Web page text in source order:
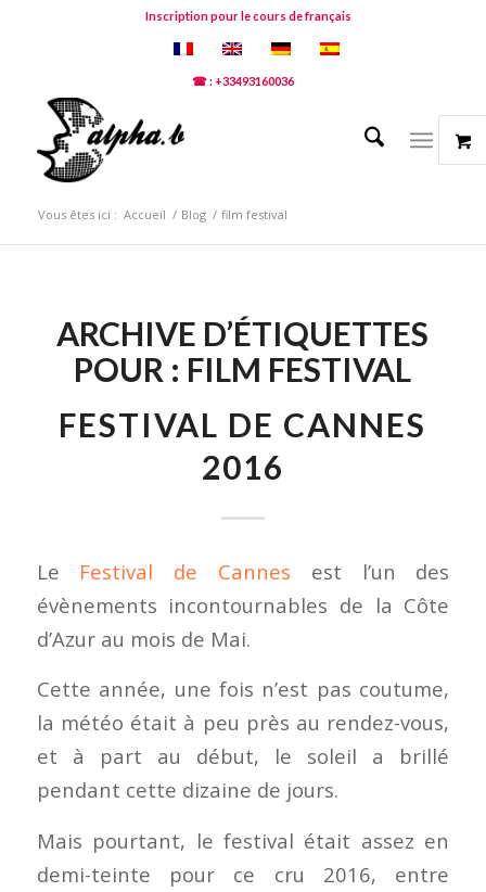
Inscription pour le cours de français
☎ : +33493160036
Vous êtes ici : Accueil / Blog / film festival
ARCHIVE D’ÉTIQUETTES
POUR : FILM FESTIVAL
FESTIVAL DE CANNES
2016
Le Festival de Cannes est l’un des
évènements incontournables de la Côte
d’Azur au mois de Mai.
Cette année, une fois n’est pas coutume,
la météo était à peu près au rendez-vous,
et à part au début, le soleil a brillé
pendant cette dizaine de jours.
Mais pourtant, le festival était assez en
demi-teinte pour ce cru 2016, entre